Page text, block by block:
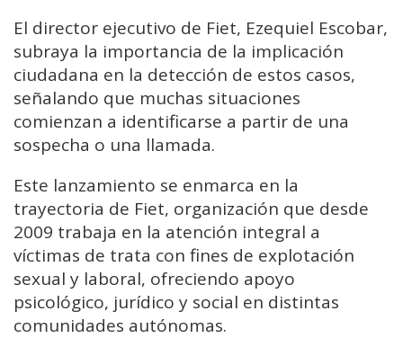
El director ejecutivo de Fiet, Ezequiel Escobar,
subraya la importancia de la implicación
ciudadana en la detección de estos casos,
señalando que muchas situaciones
comienzan a identificarse a partir de una
sospecha o una llamada.
Este lanzamiento se enmarca en la
trayectoria de Fiet, organización que desde
2009 trabaja en la atención integral a
víctimas de trata con fines de explotación
sexual y laboral, ofreciendo apoyo
psicológico, jurídico y social en distintas
comunidades autónomas.